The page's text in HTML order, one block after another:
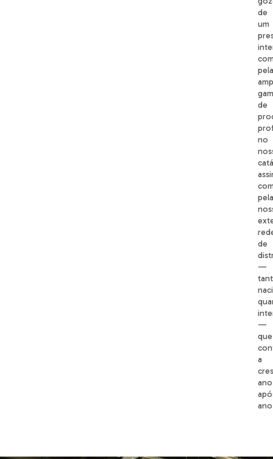
de
um
pela
de
no
pela
de
—
—
que
a
ano